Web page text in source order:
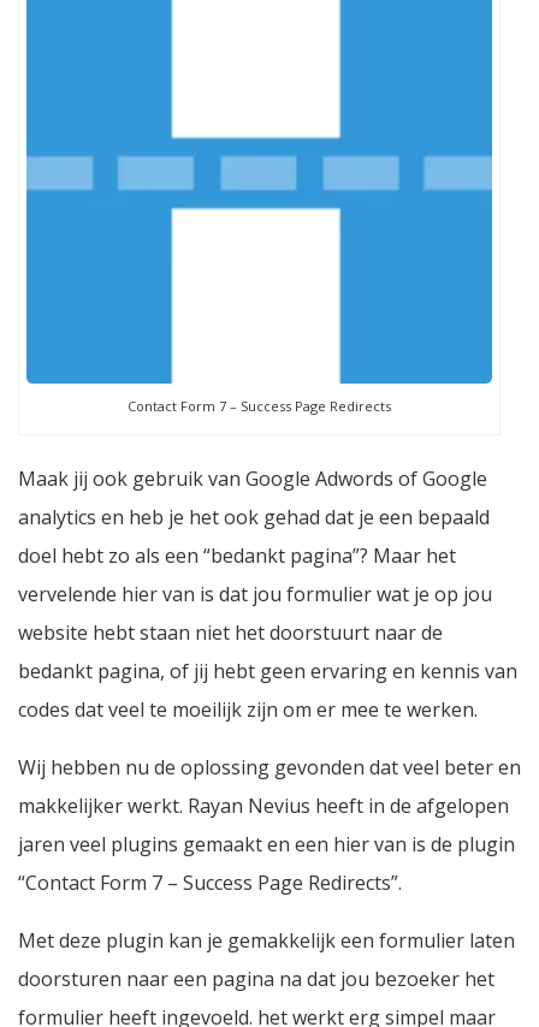
Contact Form 7 – Success Page Redirects
Maak jij ook gebruik van Google Adwords of Google
analytics en heb je het ook gehad dat je een bepaald
doel hebt zo als een “bedankt pagina”? Maar het
vervelende hier van is dat jou formulier wat je op jou
website hebt staan niet het doorstuurt naar de
bedankt pagina, of jij hebt geen ervaring en kennis van
codes dat veel te moeilijk zijn om er mee te werken.
Wij hebben nu de oplossing gevonden dat veel beter en
makkelijker werkt. Rayan Nevius heeft in de afgelopen
jaren veel plugins gemaakt en een hier van is de plugin
“Contact Form 7 – Success Page Redirects”.
Met deze plugin kan je gemakkelijk een formulier laten
doorsturen naar een pagina na dat jou bezoeker het
formulier heeft ingevoeld. het werkt erg simpel maar